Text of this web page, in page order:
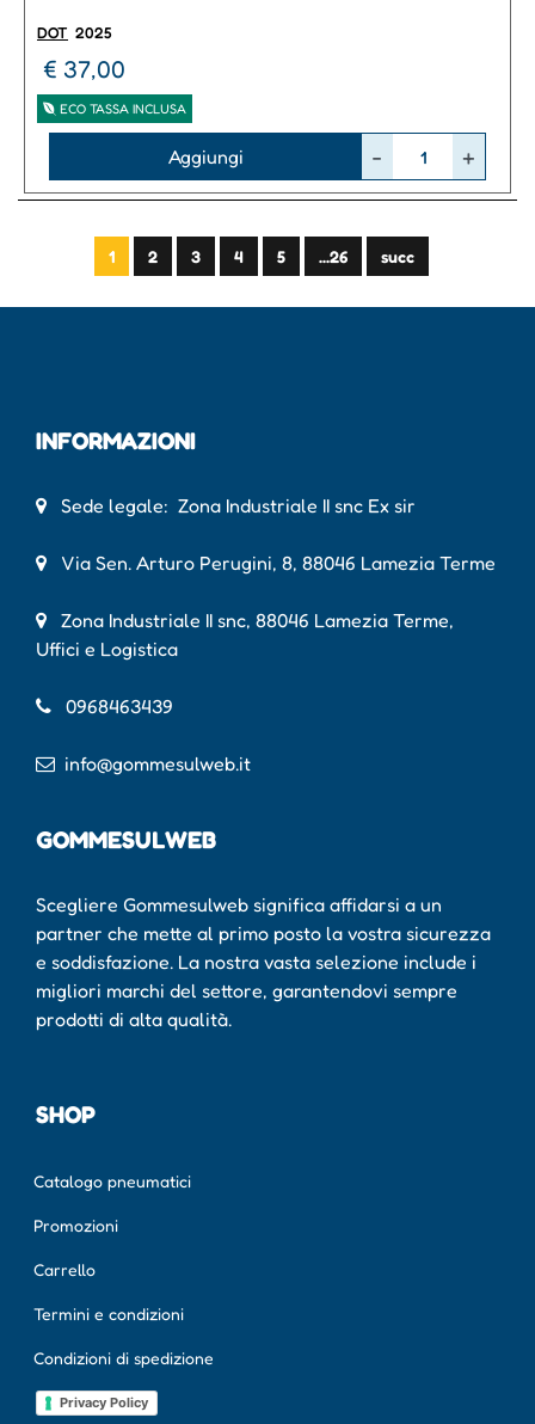
DOT 2025
€ 37,00
ECO TASSA INCLUSA
Aggiungi
1 2 3 4 5 ...26 succ
INFORMAZIONI
Sede legale: Zona Industriale II snc Ex sir
Via Sen. Arturo Perugini, 8, 88046 Lamezia Terme
Zona Industriale II snc, 88046 Lamezia Terme,
Uffici e Logistica
0968463439
info@gommesulweb.it
GOMMESULWEB
Scegliere Gommesulweb significa affidarsi a un
partner che mette al primo posto la vostra sicurezza
e soddisfazione. La nostra vasta selezione include i
migliori marchi del settore, garantendovi sempre
prodotti di alta qualità.
SHOP
Catalogo pneumatici
Promozioni
Carrello
Termini e condizioni
Condizioni di spedizione
Privacy Policy